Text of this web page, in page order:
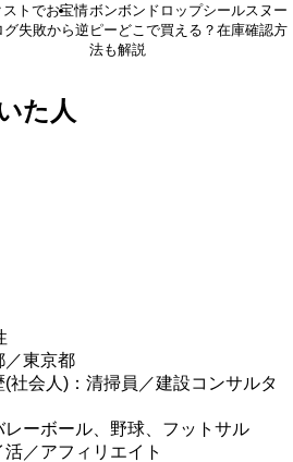
トでお宝情
失敗から逆
ボンボンドロップシールスヌー
ピーどこで買える？在庫確認方
法も解説
た人
／東京都
社会人)：清掃員／建設コンサルタ
ーボール、野球、フットサル
／アフィリエイト